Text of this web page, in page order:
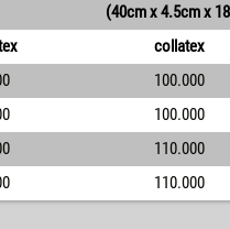
(40cm x 4.5cm x
collatex
100.000
100.000
110.000
110.000